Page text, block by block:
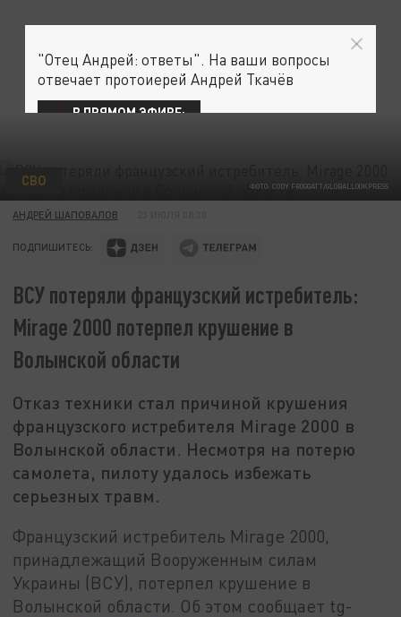
ФОТО: CODY FROGGATT/GLOBALLOOKPRESS
СВО
АНДРЕЙ ШАПОВАЛОВ
ПОДПИШИТЕСЬ:
ВСУ потеряли французский истребитель:
Mirage 2000 потерпел крушение в
Волынской области
Отказ техники стал причиной крушения
французского истребителя Mirage 2000 в
Волынской области. Несмотря на потерю
самолета, пилоту удалось избежать
серьезных травм.
Французский истребитель Mirage 2000,
принадлежащий Вооруженным силам
Украины (ВСУ), потерпел крушение в
Волынской области. Об этом сообщает tg-
"Отец Андрей: ответы". На ваши вопросы
отвечает протоиерей Андрей Ткачёв
В ПРЯМОМ ЭФИРЕ: